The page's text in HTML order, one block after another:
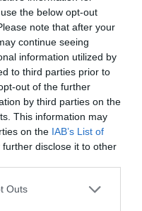
the below opt-out
note that after your
continue seeing
information utilized by
to third parties prior to
out of the further
by third parties on the
This information may
on the IAB’s List of
further disclose it to other
Outs
το look της: